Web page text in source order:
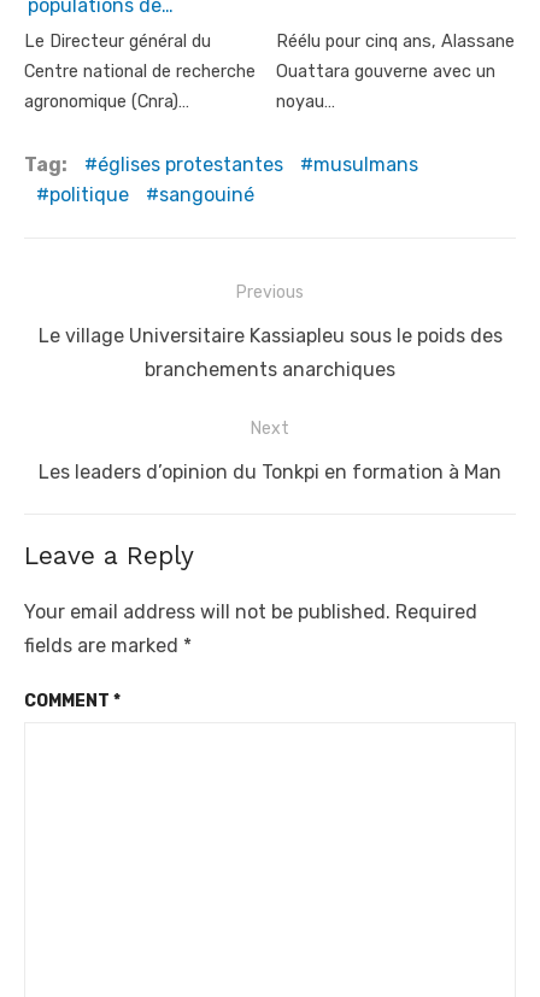
populations de…
Le Directeur général du
Centre national de recherche
agronomique (Cnra)…
Réélu pour cinq ans, Alassane
Ouattara gouverne avec un
noyau…
Tag: églises protestantes
musulmans
politique
sangouiné
navigation
Previous
Previous
Le village Universitaire Kassiapleu sous le poids des
branchements anarchiques
Next
Next
Les leaders d’opinion du Tonkpi en formation à Man
Leave a Reply
Your email address will not be published. Required
fields are marked *
COMMENT *